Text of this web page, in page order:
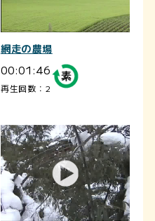
網走の農場
00:01:46
再生回数：2